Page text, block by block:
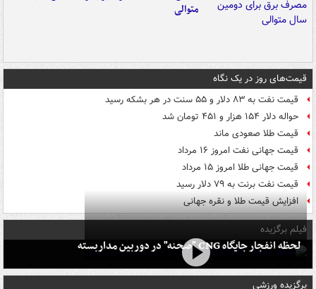
متوالی
قیمت‌های روز در یک نگاه
قیمت نفت به ۸۳ دلار و ۵۵ سنت در هر بشکه رسید
حواله دلار ۱۵۴ هزار و ۴۵۱ تومان شد
قیمت طلا صعودی ماند
قیمت جهانی نفت امروز ۱۶ مرداد
قیمت جهانی طلا امروز ۱۵ مرداد
قیمت نفت برنت به ۷۹ دلار رسید
افزایش قیمت طلا و نقره جهانی
فیلم برگزیده
لحظه انفجار جایگاه CNG "صحنه" در دوربین مداربسته
برگزیده ورزشی